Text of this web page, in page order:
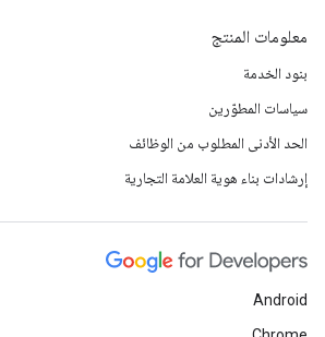
معلومات المنتج
بنود الخدمة
سياسات المطوّرين
الحد الأدنى المطلوب من الوظائف
إرشادات بناء هوية العلامة التجارية
Android